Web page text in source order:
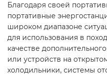
Благодаря своей
портативные
широком диапазоне
для использования в
качестве
или устройств на
холодильники, системы